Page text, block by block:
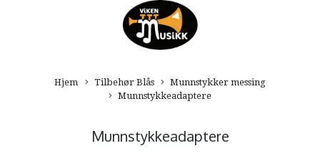
Hjem Tilbehør Blås
Munnstykker messing
Munnstykkeadaptere
Munnstykkeadaptere